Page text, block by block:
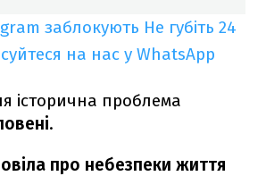
заблокують Не губіть 24
на нас у WhatsApp
історична проблема
.
про небезпеки життя